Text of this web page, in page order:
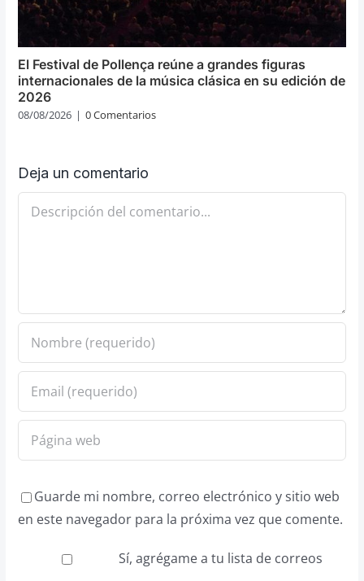
El Festival de Pollença reúne a grandes figuras
internacionales de la música clásica en su edición de
2026
08/08/2026 | 0 Comentarios
Deja un comentario
Comentario
Guarde mi nombre, correo electrónico y sitio web
en este navegador para la próxima vez que comente.
Sí, agrégame a tu lista de correos